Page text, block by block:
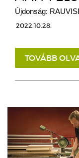
Újdonság:
2022.10.28.
TOVÁBB